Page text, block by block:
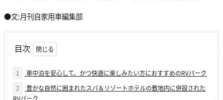
●文:月刊自家用車編集部
目次
1
車中泊を安心して、かつ快適に楽しみたい方におすすめのRVパーク
2
豊かな自然に囲まれたスパ＆リゾートホテルの敷地内に併設された
RVパーク